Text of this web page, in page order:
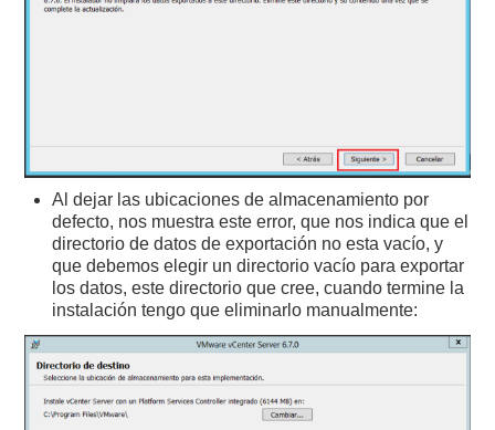
Al dejar las ubicaciones de almacenamiento por
defecto, nos muestra este error, que nos indica que el
directorio de datos de exportación no esta vacío, y
que debemos elegir un directorio vacío para exportar
los datos, este directorio que cree, cuando termine la
instalación tengo que eliminarlo manualmente: